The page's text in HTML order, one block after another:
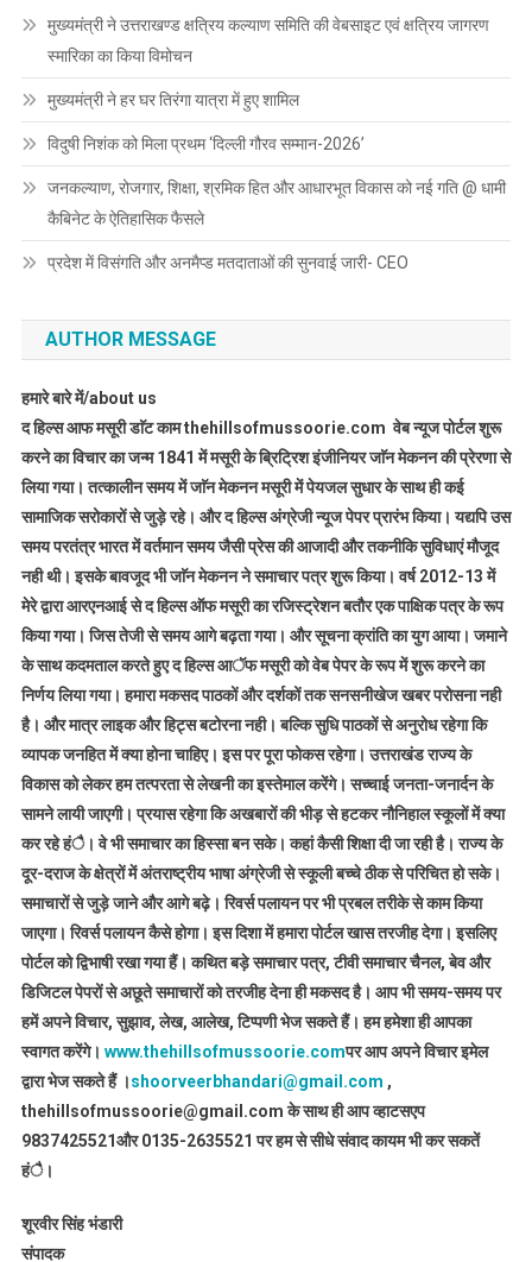
मुख्यमंत्री ने उत्तराखण्ड क्षत्रिय कल्याण समिति की वेबसाइट एवं क्षत्रिय जागरण
स्मारिका का किया विमोचन
मुख्यमंत्री ने हर घर तिरंगा यात्रा में हुए शामिल
विदुषी निशंक को मिला प्रथम ‘दिल्ली गौरव सम्मान-2026’
जनकल्याण, रोजगार, शिक्षा, श्रमिक हित और आधारभूत विकास को नई गति @ धामी
कैबिनेट के ऐतिहासिक फैसले
प्रदेश में विसंगति और अनमैप्ड मतदाताओं की सुनवाई जारी- CEO
AUTHOR MESSAGE
हमारे बारे में/about us
द हिल्स आफ मसूरी डाॅट काम thehillsofmussoorie.com वेब न्यूज पोर्टल शुरू
करने का विचार का जन्म 1841 में मसूरी के ब्रिट्रिश इंजीनियर जाॅन मेकनन की प्रेरणा से
लिया गया। तत्कालीन समय में जाॅन मेकनन मसूरी में पेयजल सुधार के साथ ही कई
सामाजिक सरोकारों से जुड़े रहे। और द हिल्स अंग्रेजी न्यूज पेपर प्रारंभ किया। यद्यपि उस
समय परतंत्र भारत में वर्तमान समय जैसी प्रेस की आजादी और तकनीकि सुविधाएं मौजूद
नही थी। इसके बावजूद भी जाॅन मेकनन ने समाचार पत्र शुरू किया। वर्ष 2012-13 में
मेरे द्वारा आरएनआई से द हिल्स ऑफ मसूरी का रजिस्ट्रेशन बतौर एक पाक्षिक पत्र के रूप
किया गया। जिस तेजी से समय आगे बढ़ता गया। और सूचना क्रांति का युग आया। जमाने
के साथ कदमताल करते हुए द हिल्स आॅफ मसूरी को वेब पेपर के रूप में शुरू करने का
निर्णय लिया गया। हमारा मकसद पाठकों और दर्शकों तक सनसनीखेज खबर परोसना नही
है। और मात्र लाइक और हिट्स बटोरना नही। बल्कि सुधि पाठकों से अनुरोध रहेगा कि
व्यापक जनहित में क्या होना चाहिए। इस पर पूरा फोकस रहेगा। उत्तराखंड राज्य के
विकास को लेकर हम तत्परता से लेखनी का इस्तेमाल करेंगे। सच्चाई जनता-जनार्दन के
सामने लायी जाएगी। प्रयास रहेगा कि अखबारों की भीड़ से हटकर नौनिहाल स्कूलों में क्या
कर रहे हंै। वे भी समाचार का हिस्सा बन सके। कहां कैसी शिक्षा दी जा रही है। राज्य के
दूर-दराज के क्षेत्रों में अंतराष्ट्रीय भाषा अंग्रेजी से स्कूली बच्चे ठीक से परिचित हो सके।
समाचारों से जुड़े जाने और आगे बढ़े। रिवर्स पलायन पर भी प्रबल तरीके से काम किया
जाएगा। रिवर्स पलायन कैसे होगा। इस दिशा में हमारा पोर्टल खास तरजीह देगा। इसलिए
पोर्टल को द्विभाषी रखा गया हैं। कथित बड़े समाचार पत्र, टीवी समाचार चैनल, बेव और
डिजिटल पेपरों से अछूते समाचारों को तरजीह देना ही मकसद है। आप भी समय-समय पर
हमें अपने विचार, सुझाव, लेख, आलेख, टिप्पणी भेज सकते हैं। हम हमेशा ही आपका
स्वागत करेंगे। www.thehillsofmussoorie.comपर आप अपने विचार इमेल
द्वारा भेज सकते हैं ।shoorveerbhandari@gmail.com ,
thehillsofmussoorie@gmail.com के साथ ही आप व्हाटसएप
9837425521और 0135-2635521 पर हम से सीधे संवाद कायम भी कर सकतें
हंै।
शूरवीर सिंह भंडारी
संपादक